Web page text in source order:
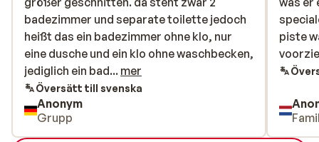
med utsikt över dalen. Och i fjärran lockar skidliften
som tar dig direkt till det vidsträckta skidområdet.
badezimmer und separate toilette jedoch
heißt das ein badezimmer ohne klo, nur
eine dusche und ein klo ohne waschbecken,
jediglich ein bad war voll ausgestattet.
badezimmer und separate toilette jedoch
heißt das ein badezimmer ohne klo, nur
eine dusche und ein klo ohne waschbecken,
jediglich ein bad... mer
Översätt till svenska
Anonym
Grupp
piste
piste